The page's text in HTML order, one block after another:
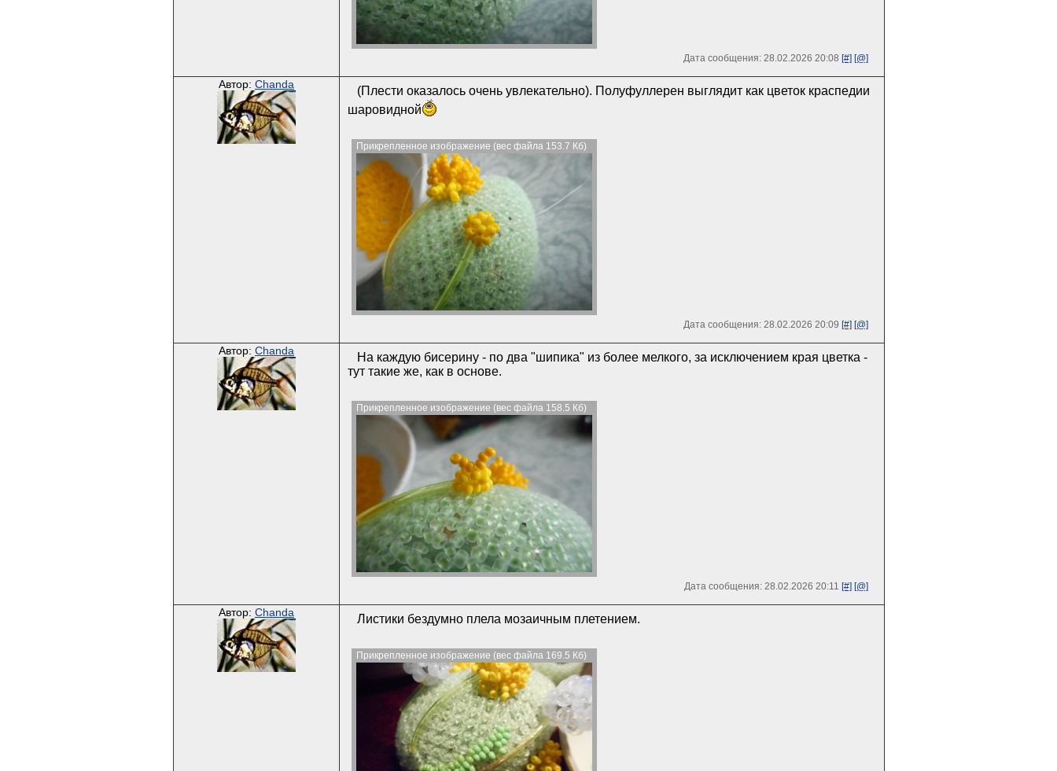
Дата сообщения: 28.02.2026 20:08 [#] [@]
Автор: Chanda
(Плести оказалось очень увлекательно). Полуфуллерен выглядит как цветок краспедии
шаровидной
Прикрепленное изображение (вес файла 153.7 Кб)
Дата сообщения: 28.02.2026 20:09 [#] [@]
Автор: Chanda
На каждую бисерину - по два "шипика" из более мелкого, за исключением края цветка -
тут такие же, как в основе.
Прикрепленное изображение (вес файла 158.5 Кб)
Дата сообщения: 28.02.2026 20:11 [#] [@]
Автор: Chanda Листики бездумно плела мозаичным плетением.
Прикрепленное изображение (вес файла 169.5 Кб)